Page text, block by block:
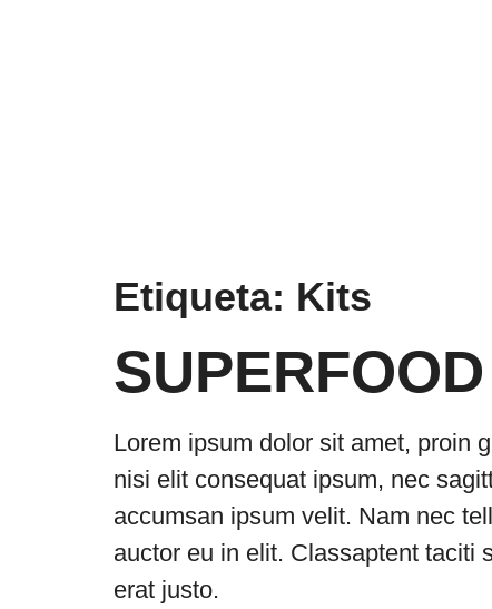
Etiqueta: Kits
Lorem ipsum dolor sit amet, proin
nisi elit consequat ipsum, nec
accumsan ipsum velit. Nam nec
auctor eu in elit. Classaptent taciti
erat justo.